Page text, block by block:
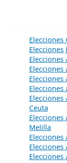
Elecciones
Elecciones
Ceuta
Melilla
Elecciones
Elecciones